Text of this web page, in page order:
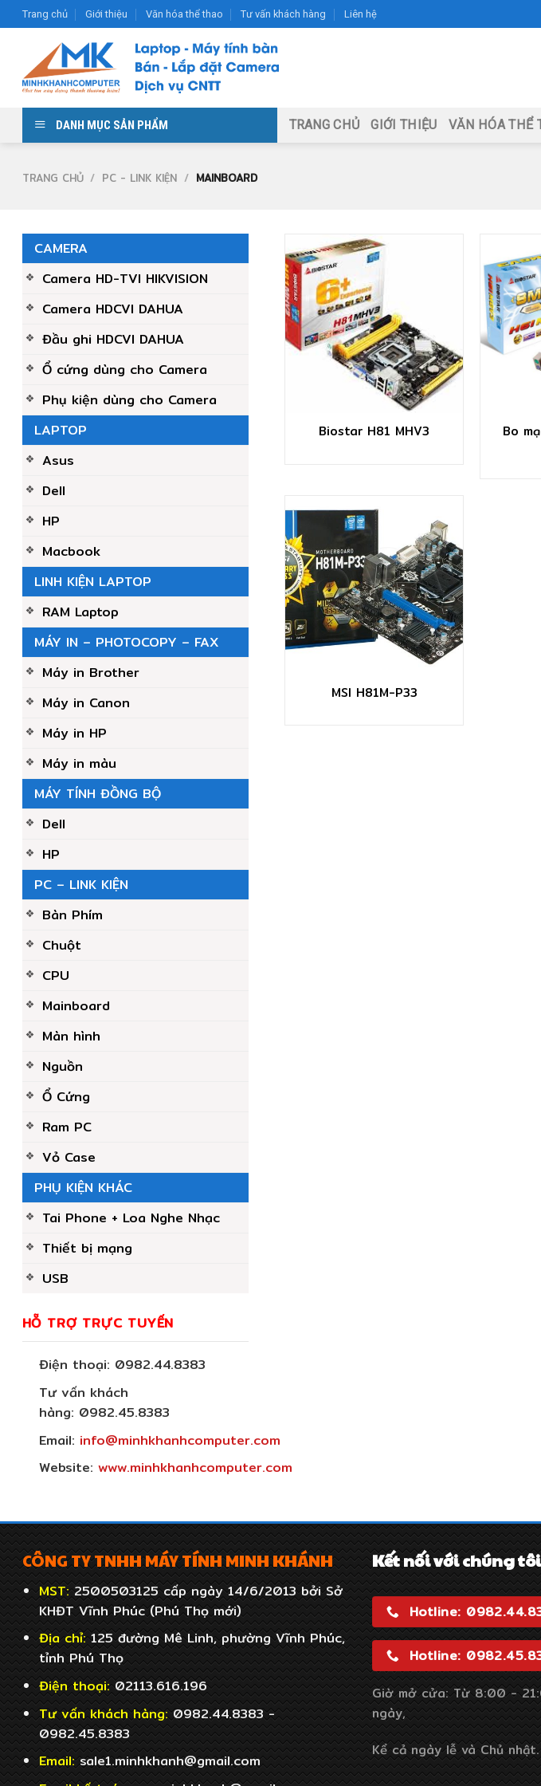
Skip
to
content
Trang chủ Giới thiệu Văn hóa thể thao Tư vấn khách hàng Liên hệ
DANH MỤC SẢN PHẨM TRANG CHỦ GIỚI THIỆU VĂN HÓA THỂ
TRANG CHỦ / PC - LINK KIỆN / MAINBOARD
CAMERA
Camera HD-TVI HIKVISION
Camera HDCVI DAHUA
Đầu ghi HDCVI DAHUA
Ổ cứng dùng cho Camera
Phụ kiện dùng cho Camera
LAPTOP
Asus
Dell
HP
Macbook
LINH KIỆN LAPTOP
RAM Laptop
MÁY IN – PHOTOCOPY – FAX
Máy in Brother
Máy in Canon
Máy in HP
Máy in màu
MÁY TÍNH ĐỒNG BỘ
Dell
HP
PC – LINK KIỆN
Bàn Phím
Chuột
CPU
Mainboard
Màn hình
Nguồn
Ổ Cứng
Ram PC
Vỏ Case
PHỤ KIỆN KHÁC
Tai Phone + Loa Nghe Nhạc
Thiết bị mạng
USB
HỖ TRỢ TRỰC TUYẾN
Điện thoại: 0982.44.8383
Tư vấn khách
hàng: 0982.45.8383
Email: info@minhkhanhcomputer.com
Website: www.minhkhanhcomputer.com
Biostar H81 MHV3
Bo
MSI H81M-P33
CÔNG TY TNHH MÁY TÍNH MINH KHÁNH
MST:2500503125 cấp ngày 14/6/2013 bởi Sở
KHĐT Vĩnh Phúc (Phú Thọ mới)
Địa chỉ:125 đường Mê Linh, phường Vĩnh Phúc,
tỉnh Phú Thọ
Điện thoại:02113.616.196
Tư vấn khách hàng:0982.44.8383 -
0982.45.8383
Email: sale1.minhkhanh@gmail.com
Kết nối với chúng tôi
Hotline:
Hotline:
Giờ mở cửa: Từ 8:00 -
ngày,
Kể cả ngày lễ và Chủ nhật.